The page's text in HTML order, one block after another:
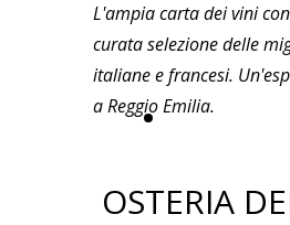
PRENOTA
L'ampia carta dei vini
curata selezione delle
italiane e francesi.
a Reggio Emilia.
OSTERIA